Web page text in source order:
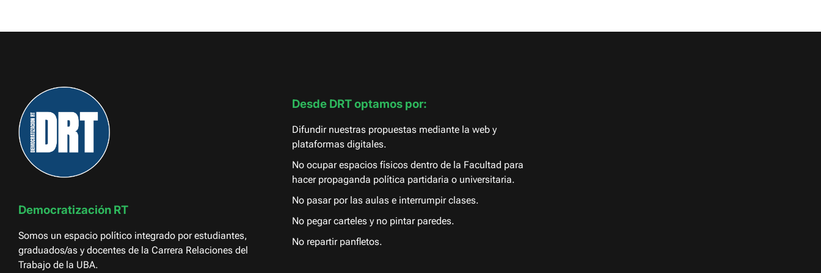
Democratización RT
Somos un espacio político integrado por estudiantes,
graduados/as y docentes de la Carrera Relaciones del
Trabajo de la UBA.
Desde DRT optamos por:
Difundir nuestras propuestas mediante la web y
plataformas digitales.
No ocupar espacios físicos dentro de la Facultad para
hacer propaganda política partidaria o universitaria.
No pasar por las aulas e interrumpir clases.
No pegar carteles y no pintar paredes.
No repartir panfletos.